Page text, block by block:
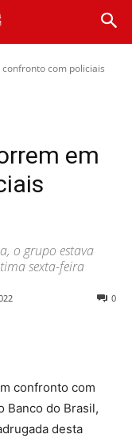
com policiais
em
o grupo estava
sexta-feira
0
confronto com
Banco do Brasil,
desta